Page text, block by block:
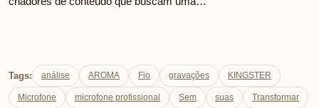
Tags: análise AROMA Fio gravações KINGSTER
Microfone microfone profissional Sem suas Transformar